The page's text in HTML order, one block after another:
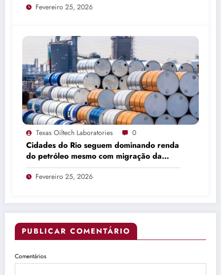
Fevereiro 25, 2026
Texas Oiltech Laboratories 0
Cidades do Rio seguem dominando renda
do petróleo mesmo com migração da
produção
Fevereiro 25, 2026
PUBLICAR COMENTÁRIO
Comentários